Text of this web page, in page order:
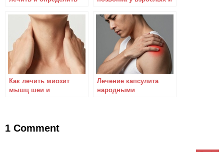
и лечить?
Как лечить миозит
мышц шеи и
Лечение капсулита
народными
1 Comment